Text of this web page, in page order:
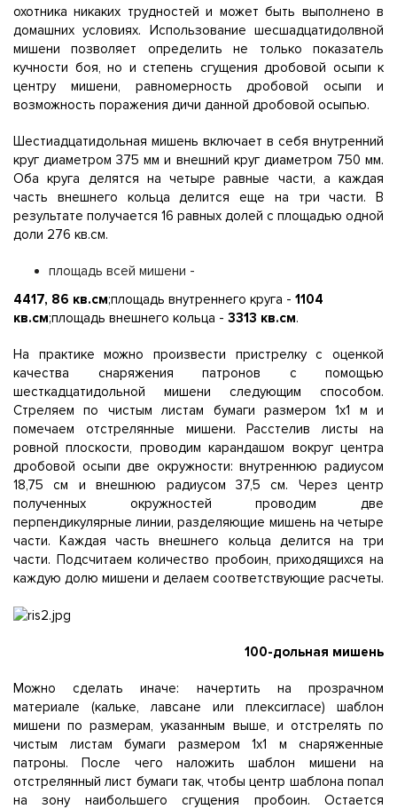
охотника никаких трудностей и может быть выполнено в
домашних условиях. Использование шесшадцатидолвной
мишени позволяет определить не только показатель
кучности боя, но и степень сгущения дробовой осыпи к
центру мишени, равномерность дробовой осыпи и
возможность поражения дичи данной дробовой осыпью.
Шестиадцатидольная мишень включает в себя внутренний
круг диаметром 375 мм и внешний круг диаметром 750 мм.
Оба круга делятся на четыре равные части, а каждая
часть внешнего кольца делится еще на три части. В
результате получается 16 равных долей с площадью одной
доли 276 кв.см.
площадь всей мишени -
4417, 86 кв.см;площадь внутреннего круга - 1104
кв.см;площадь внешнего кольца - 3313 кв.см.
На практике можно произвести пристрелку с оценкой
качества снаряжения патронов с помощью
шесткадцатидольной мишени следующим способом.
Стреляем по чистым листам бумаги размером 1x1 м и
помечаем отстрелянные мишени. Расстелив листы на
ровной плоскости, проводим карандашом вокруг центра
дробовой осыпи две окружности: внутреннюю радиусом
18,75 см и внешнюю радиусом 37,5 см. Через центр
полученных окружностей проводим две
перпендикулярные линии, разделяющие мишень на четыре
части. Каждая часть внешнего кольца делится на три
части. Подсчитаем количество пробоин, приходящихся на
каждую долю мишени и делаем соответствующие расчеты.
100-дольная мишень
Можно сделать иначе: начертить на прозрачном
материале (кальке, лавсане или плексигласе) шаблон
мишени по размерам, указанным выше, и отстрелять по
чистым листам бумаги размером 1x1 м снаряженные
патроны. После чего наложить шаблон мишени на
отстрелянный лист бумаги так, чтобы центр шаблона попал
на зону наибольшего сгущения пробоин. Остается